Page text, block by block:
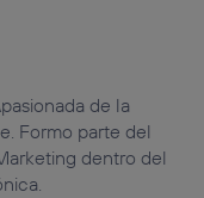
de la
Formo parte del
dentro del